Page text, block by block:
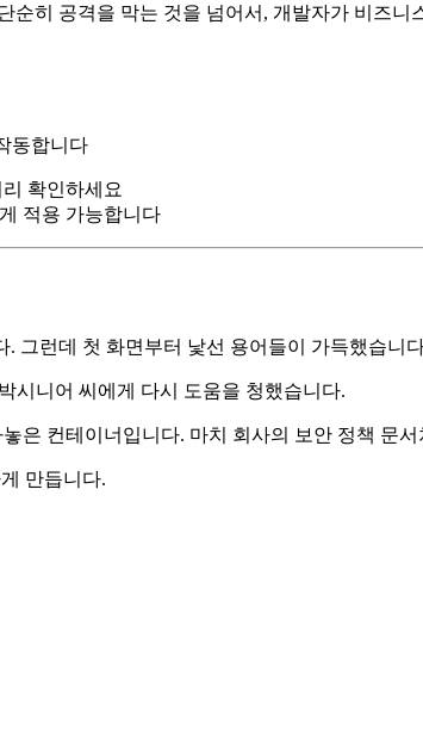
히 공격을 막는 것을 넘어서, 개발자가 비즈
동합니다
확인하세요
적용 가능합니다
그런데 첫 화면부터 낯선 용어들이 가득했습니
시니어 씨에게 다시 도움을 청했습니다.
은 컨테이너입니다. 마치 회사의 보안 정책 문
만듭니다.